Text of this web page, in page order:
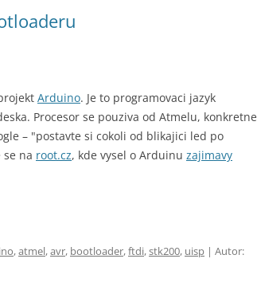
Arduino. Je to programovaci jazyk
Procesor se pouziva od Atmelu, konkretne
– "postavte si cokoli od blikajici led po
na root.cz, kde vysel o Arduinu zajimavy
,atmel,avr, bootloader,ftdi,stk200, uisp | Autor: